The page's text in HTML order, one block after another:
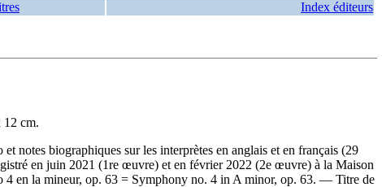
Index éditeurs
cm.
biographiques sur les interprètes en anglais et en français (29
en juin 2021 (1re œuvre) et en février 2022 (2e œuvre) à la Maison
en la mineur, op. 63 = Symphony no. 4 in A minor, op. 63. — Titre de